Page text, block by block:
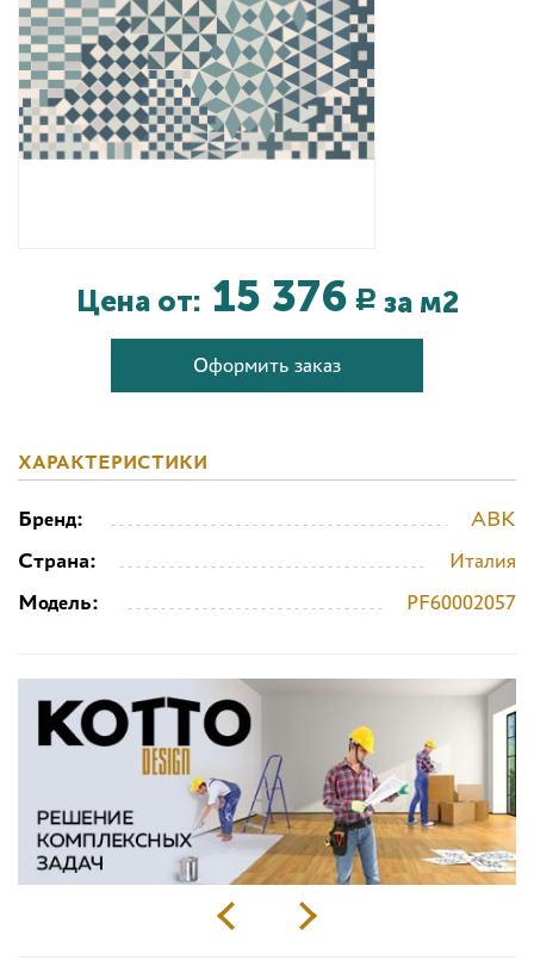
Контакты
Цена от: 15 376 Р за м2
Оформить заказ
ХАРАКТЕРИСТИКИ
Бренд:
ABK
Страна:
Италия
Модель:
PF60002057